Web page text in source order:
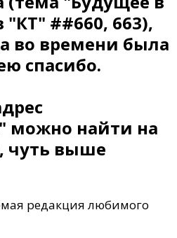
##660, 663),
во времени была
спасибо.
можно найти на
чуть выше
редакция любимого